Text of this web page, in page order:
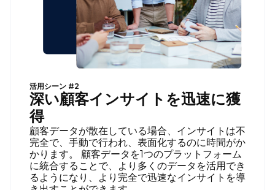
活用シーン #2
深い顧客インサイトを迅速に獲
得
顧客データが散在している場合、インサイトは不
完全で、手動で行われ、表面化するのに時間がか
かります。 顧客データを1つのプラットフォーム
に統合することで、より多くのデータを活用でき
るようになり、より完全で迅速なインサイトを導